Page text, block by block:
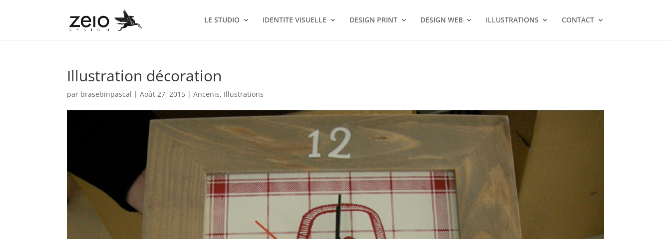
LE STUDIO IDENTITE VISUELLE DESIGN PRINT DESIGN WEB ILLUSTRATIONS CONTACT
Illustration décoration
par brasebinpascal |Août 27, 2015 |Ancenis, Illustrations